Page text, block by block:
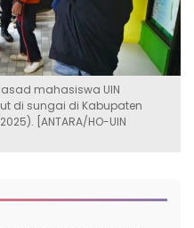
mahasiswa UIN
di sungai di Kabupaten
[ANTARA/HO-UIN